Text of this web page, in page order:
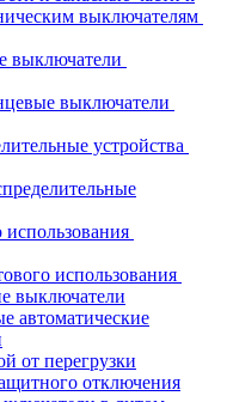
выключателям
выключатели
выключатели
устройства
использования
выключатели
автоматические
от перегрузки
отключения